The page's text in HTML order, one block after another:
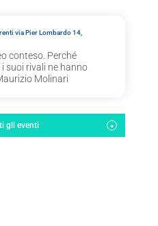
via Pier Lombardo 14,
conteso. Perché
i suoi rivali ne hanno
Molinari
gli eventi